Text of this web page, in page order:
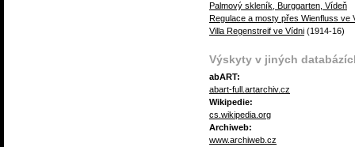
Palmový skleník, Burggarten, Vídeň
Regulace a mosty přes Wienfluss ve
Villa Regenstreif ve Vídni (1914-16)
Výskyty v jiných
abART:
abart-full.artarchiv.cz
Wikipedie:
cs.wikipedia.org
Archiweb:
www.archiweb.cz